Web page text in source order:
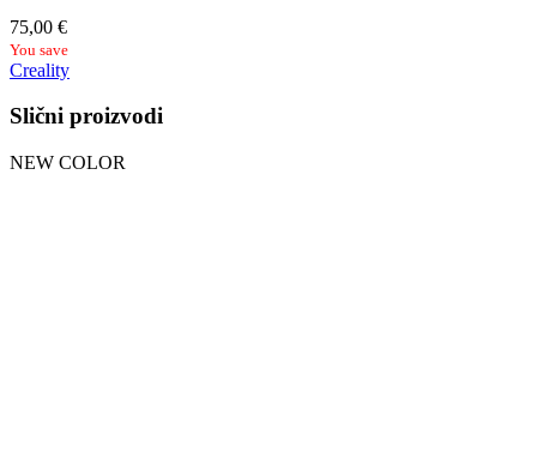
75,00 €
You save
Creality
Slični proizvodi
NEW COLOR